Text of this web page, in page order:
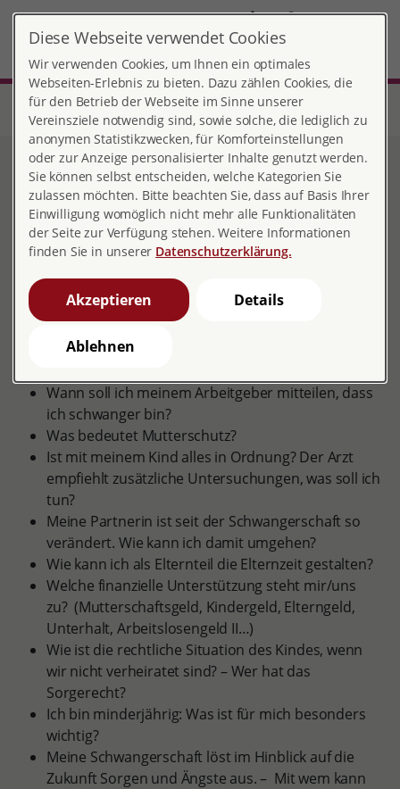
DE
Start Nordrhein-Westfalen
Beratungsstelle Burscheid
Beratung in der Schwangerschaft
Beratung in der
Schwangerschaft
Noch bevor der Bauch sichtbar wird, können viele
Fragen entstehen:
Wann soll ich meinem Arbeitgeber mitteilen, dass
ich schwanger bin?
Was bedeutet Mutterschutz?
Ist mit meinem Kind alles in Ordnung? Der Arzt
empfiehlt zusätzliche Untersuchungen, was soll ich
tun?
Meine Partnerin ist seit der Schwangerschaft so
verändert. Wie kann ich damit umgehen?
Wie kann ich als Elternteil die Elternzeit gestalten?
Welche finanzielle Unterstützung steht mir/uns
zu? (Mutterschaftsgeld, Kindergeld, Elterngeld,
Unterhalt, Arbeitslosengeld II…)
Wie ist die rechtliche Situation des Kindes, wenn
wir nicht verheiratet sind? – Wer hat das
Sorgerecht?
Ich bin minderjährig: Was ist für mich besonders
wichtig?
Meine Schwangerschaft löst im Hinblick auf die
Zukunft Sorgen und Ängste aus. – Mit wem kann
Diese Webseite verwendet Cookies
Wir verwenden Cookies, um Ihnen ein optimales
Webseiten-Erlebnis zu bieten. Dazu zählen Cookies, die
für den Betrieb der Webseite im Sinne unserer
Vereinsziele notwendig sind, sowie solche, die lediglich zu
anonymen Statistikzwecken, für Komforteinstellungen
oder zur Anzeige personalisierter Inhalte genutzt werden.
Sie können selbst entscheiden, welche Kategorien Sie
zulassen möchten. Bitte beachten Sie, dass auf Basis Ihrer
Einwilligung womöglich nicht mehr alle Funktionalitäten
der Seite zur Verfügung stehen. Weitere Informationen
finden Sie in unserer Datenschutzerklärung.
Akzeptieren Details
Ablehnen